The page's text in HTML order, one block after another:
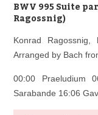
Área personal
BWV 995 Suite
Ragossnig)
Konrad
Arranged by Bach
00:00 Praeludium
Sarabande 16:06